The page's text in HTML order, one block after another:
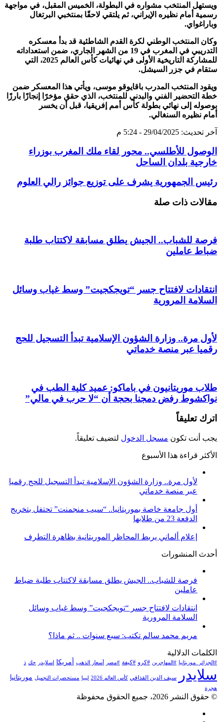
ويستهل المنتخب مشواره في البطولة، الخميس المقبل، في مواجهة
رسمية أمام نظيره الإيراني، ثم يلتقي لاحقًا بمنتخبي البرتغال
وباراغواي.
وكان المنتخب الوطني لكرة القدم الشاطئية قد بدأ معسكره
التدريبي في المغرب في 19 من الشهر الجاري، ضمن استعداداته
للمشاركة التاريخية الأولى في نهائيات كأس العالم 2025، التي
ستقام في جزر السيشل.
ويقود المنتخب المدرب باقايوقو موسى، ويأتي هذا المعسكر ضمن
خطة التحضير الفني والبدني للمنتخب، الذي حقق مؤخرًا إنجازًا بارزًا
بوصوله إلى نهائي بطولة كأس أمم إفريقيا، قبل أن يخسر
أمام نظيره السنغالي.
آخر تحديث: 29/04/2025 - 5:24 م
الوصول للأطلسي.. محور لقاء ملك المغرب بوزراء
خارجية بلدان الساحل
رئيس الجمهورية يشرف على توزيع جوائز رالي العلوم
مقالات ذات صلة
فرصة للشباب.. الجيش يطلق مسابقة لاكتتاب طلبة
ضباط عاملين
انتقادات لافتتاح جسر “تويجكجيت” وسط غياب وسائل
السلامة المرورية
لأول مرة.. وزارة الشؤون الإسلامية تبدأ التسجيل للحج
رقميا عبر منصة خدماتي
طلاب موريتانيون في باماكو: عميد كلية الطب في
نواكشوط رفض دمجنا بحجة أن “لا حرب في مالي”
اترك تعليقاً
يجب أنت تكون مسجل الدخول لتضيف تعليقاً.
الأكثر قراءة هذا الأسبوع
لأول مرة.. وزارة الشؤون الإسلامية تبدأ التسجيل للحج رقميا
عبر منصة خدماتي
أول جامعة خاصة بموريتانيا.. “سيب منجمنت” تحتفل بتخريج
الدفعة 23 من طلابها
إعلام ألماني يربط المحاظر الموريتانية بظاهرة التطرف
أحدث المنشورات
فرصة للشباب.. الجيش يطلق مسابقة لاكتتاب طلبة ضباط
عاملين
انتقادات لافتتاح جسر “تويجكجيت” وسط غياب وسائل
السلامة المرورية
مريم محمد سالم تكتب: سبع سنوات .. ثم ماذا؟
الكلمات الدلالية
#الجزائر_موريتانيا #المهاجرين #كرو #كيفة #مصر أسعار الذهب أمريكا اسلايدر حك ذ
سلايدر سيف الدين القذافي كأس العالم 2026 ليبيا مستحضرات التجميل موريتانيا
هجرة
© حقوق النشر 2026، جميع الحقوق محفوظة